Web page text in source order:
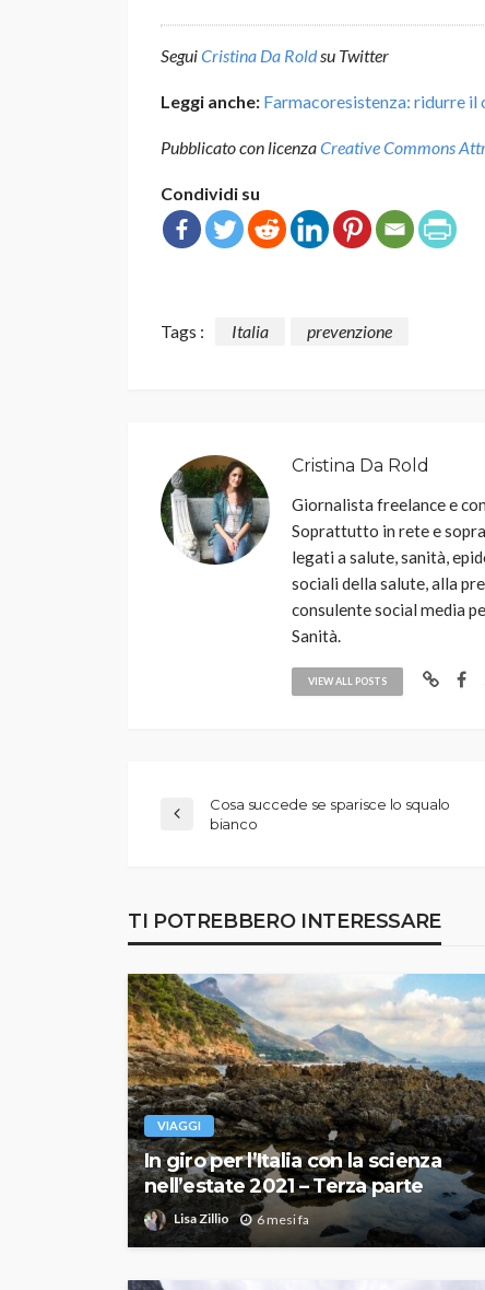
SeguiCristina Da Roldsu Twitter
Leggi anche: Farmacoresistenza: ridurre il
Pubblicato con licenzaCreative Commons
Condividi su
Tags : Italia prevenzione
Cristina Da Rold
Giornalista freelance e
Soprattutto in rete e
legati a salute, sanità,
sociali della salute, alla
consulente social media
Sanità.
VIEW ALL POSTS
Cosa succede se sparisce lo squalo
bianco
TI POTREBBERO INTERESSARE
VIAGGI
In giro per l’Italia con la scienza
nell’estate 2021 – Terza parte
Lisa Zillio 6 mesi fa